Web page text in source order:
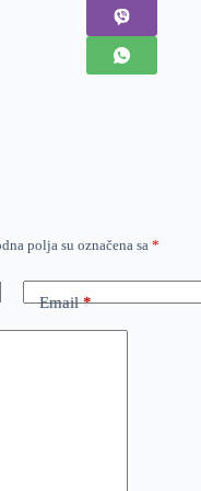
polja su označena sa *
Email*